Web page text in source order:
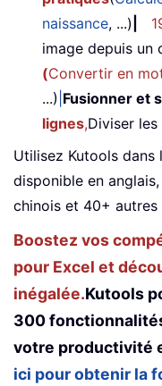
naissance, ...)
image depuis un
(Convertir en
...) Fusionner et
lignes,Diviser les
Utilisez Kutools
disponible en
chinois et 40+ autres
Boostez vos
pour Excel et
inégalée.Kutools
300
votre productivité
ici pour obtenir la